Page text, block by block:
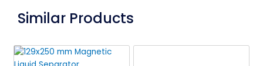
Similar Products